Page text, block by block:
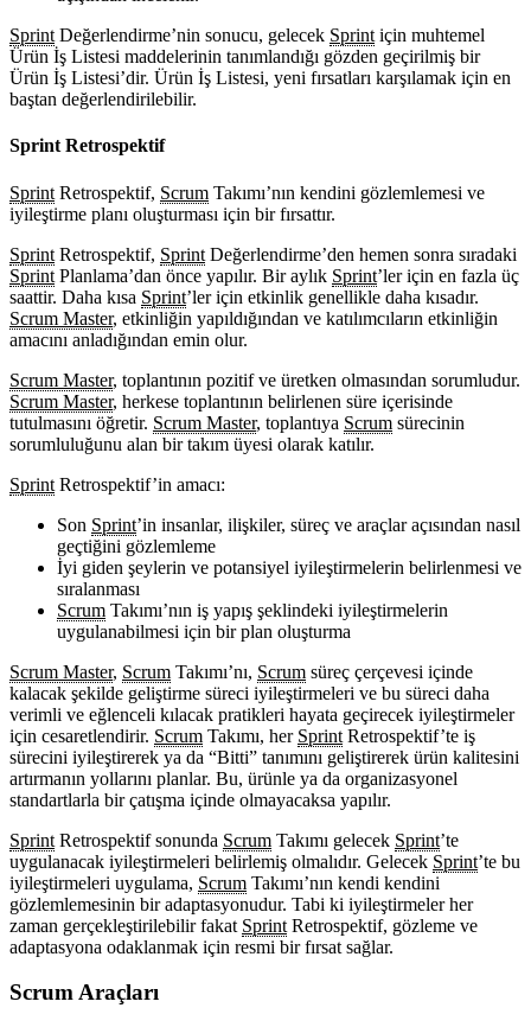
Sprint Değerlendirme’nin sonucu, gelecek Sprint için muhtemel
Ürün İş Listesi maddelerinin tanımlandığı gözden geçirilmiş bir
Ürün İş Listesi’dir. Ürün İş Listesi, yeni fırsatları karşılamak için en
baştan değerlendirilebilir.
Sprint Retrospektif
Sprint Retrospektif, Scrum Takımı’nın kendini gözlemlemesi ve
iyileştirme planı oluşturması için bir fırsattır.
Sprint Retrospektif, Sprint Değerlendirme’den hemen sonra sıradaki
Sprint Planlama’dan önce yapılır. Bir aylık Sprint’ler için en fazla üç
saattir. Daha kısa Sprint’ler için etkinlik genellikle daha kısadır.
Scrum Master, etkinliğin yapıldığından ve katılımcıların etkinliğin
amacını anladığından emin olur.
Scrum Master, toplantının pozitif ve üretken olmasından sorumludur.
Scrum Master, herkese toplantının belirlenen süre içerisinde
tutulmasını öğretir. Scrum Master, toplantıya Scrum sürecinin
sorumluluğunu alan bir takım üyesi olarak katılır.
Sprint Retrospektif’in amacı:
Son Sprint’in insanlar, ilişkiler, süreç ve araçlar açısından nasıl
geçtiğini gözlemleme
İyi giden şeylerin ve potansiyel iyileştirmelerin belirlenmesi ve
sıralanması
Scrum Takımı’nın iş yapış şeklindeki iyileştirmelerin
uygulanabilmesi için bir plan oluşturma
Scrum Master, Scrum Takımı’nı, Scrum süreç çerçevesi içinde
kalacak şekilde geliştirme süreci iyileştirmeleri ve bu süreci daha
verimli ve eğlenceli kılacak pratikleri hayata geçirecek iyileştirmeler
için cesaretlendirir. Scrum Takımı, her Sprint Retrospektif’te iş
sürecini iyileştirerek ya da “Bitti” tanımını geliştirerek ürün kalitesini
artırmanın yollarını planlar. Bu, ürünle ya da organizasyonel
standartlarla bir çatışma içinde olmayacaksa yapılır.
Sprint Retrospektif sonunda Scrum Takımı gelecek Sprint’te
uygulanacak iyileştirmeleri belirlemiş olmalıdır. Gelecek Sprint’te bu
iyileştirmeleri uygulama, Scrum Takımı’nın kendi kendini
gözlemlemesinin bir adaptasyonudur. Tabi ki iyileştirmeler her
zaman gerçekleştirilebilir fakat Sprint Retrospektif, gözleme ve
adaptasyona odaklanmak için resmi bir fırsat sağlar.
Scrum Araçları